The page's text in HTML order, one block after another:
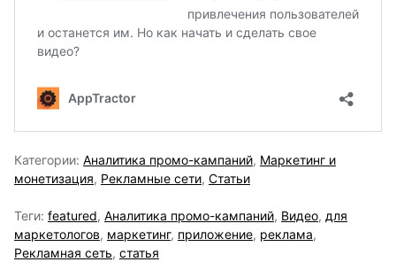
Категории: Аналитика промо-кампаний, Маркетинг и
монетизация, Рекламные сети, Статьи
Теги: featured, Аналитика промо-кампаний, Видео, для
маркетологов, маркетинг, приложение, реклама,
Рекламная сеть, статья